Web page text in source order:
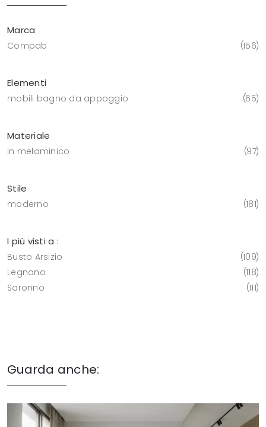
Marca
Compab 156
Elementi
mobili bagno da appoggio 65
Materiale
in melaminico 97
Stile
moderno 181
I più visti a :
Busto Arsizio
109
Legnano
118
Saronno
111
Guarda anche: